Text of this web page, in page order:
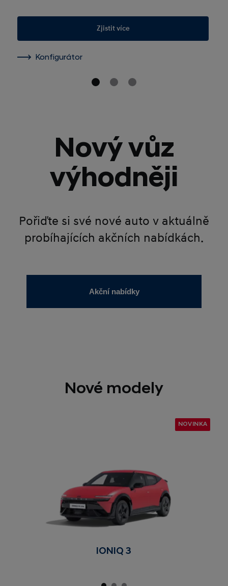
Zjistit více
Konfigurátor
Nový vůz
výhodněji
Pořiďte si své nové auto v aktuálně
probíhajících akčních nabídkách.
Akční nabídky
Nové modely
NOVINKA
IONIQ 3